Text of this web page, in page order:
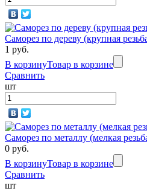
Саморез по дереву (крупная
1 руб.
В корзинуТовар в корзине
Сравнить
шт
Саморез по металлу (мелкая
0 руб.
В корзинуТовар в корзине
Сравнить
шт